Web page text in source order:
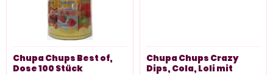
Chupa Chups Best of,
Dose 100 Stück
Chupa Chups Crazy
Dips, Cola, Loli mit